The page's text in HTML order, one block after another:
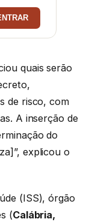
quais serão
de risco, com
A inserção de
do
explicou o
(ISS), órgão
(Calábria,